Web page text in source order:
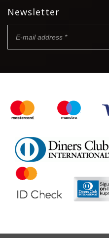
Newsletter